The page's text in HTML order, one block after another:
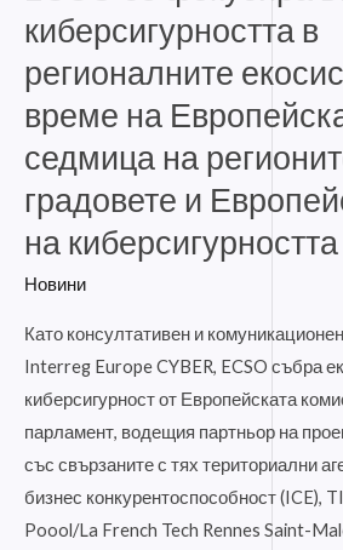
киберсигурността в
регионалните
време на
седмица на
градовете и
на киберсигурността
Новини
Като консултативен и
Interreg Europe CYBER, ECSO събра
киберсигурност от Европейската
парламент, водещия партньор на
със свързаните с тях териториални
бизнес конкурентоспособност (ICE),
Poool/La French Tech Rennes Saint-
екосистеми
време
на
Европейската
седмица
на
регионите
и
и
Европейския
месец
на
киберсигурността